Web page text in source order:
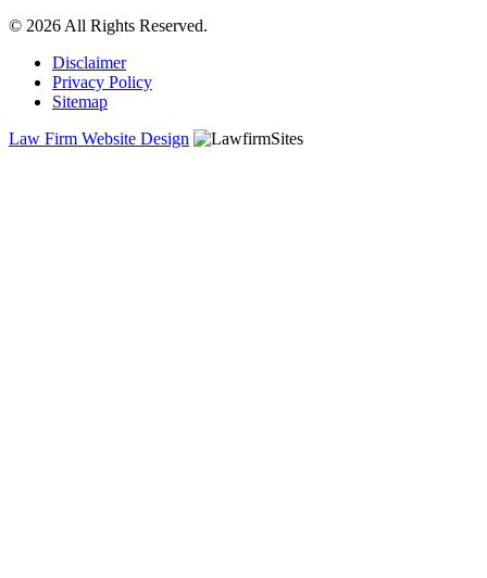
© 2026 All Rights Reserved.
Disclaimer
Privacy Policy
Sitemap
Law Firm Website Design